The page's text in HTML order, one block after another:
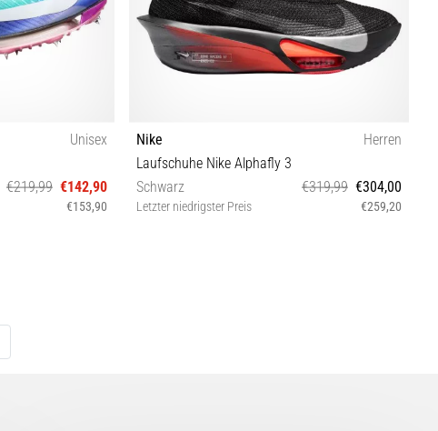
Unisex
€219,99 €142,90
€153,90
Nike
Herren
Laufschuhe Nike Alphafly 3
Schwarz
€319,99 €304,00
Letzter niedrigster Preis €259,20